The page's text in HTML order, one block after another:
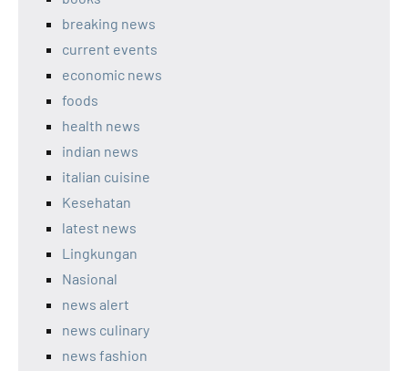
breaking news
current events
economic news
foods
health news
indian news
italian cuisine
Kesehatan
latest news
Lingkungan
Nasional
news alert
news culinary
news fashion